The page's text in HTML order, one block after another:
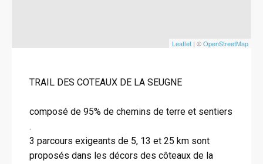
Leaflet | ©OpenStreetMap
TRAIL DES COTEAUX DE LA SEUGNE
composé de 95% de chemins de terre et sentiers
.
3 parcours exigeants de 5, 13 et 25 km sont
proposés dans les décors des côteaux de la